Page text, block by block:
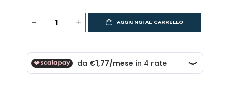
AGGIUNGI AL CARRELLO